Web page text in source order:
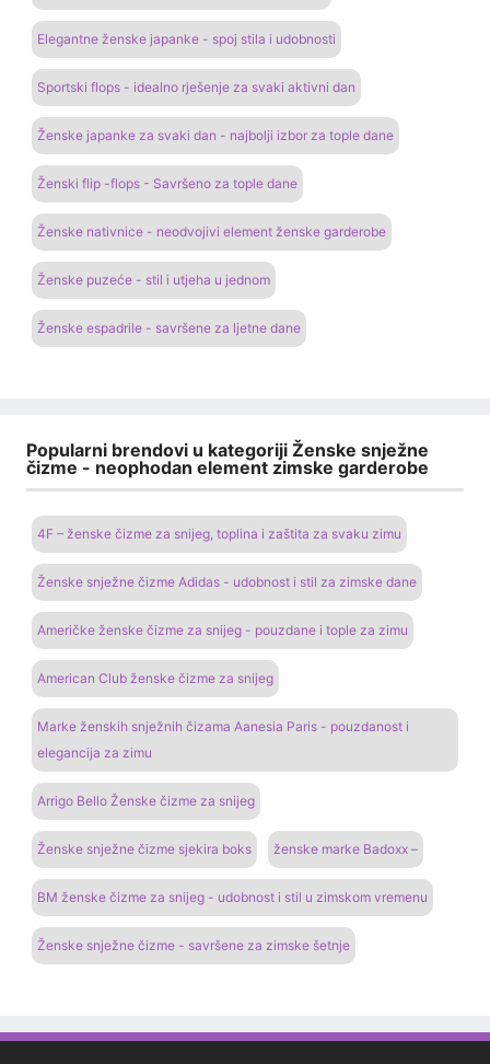
Elegantne ženske japanke - spoj stila i udobnosti
Sportski flops - idealno rješenje za svaki aktivni dan
Ženske japanke za svaki dan - najbolji izbor za tople dane
Ženski flip -flops - Savršeno za tople dane
Ženske nativnice - neodvojivi element ženske garderobe
Ženske puzeće - stil i utjeha u jednom
Ženske espadrile - savršene za ljetne dane
Popularni brendovi u kategoriji Ženske snježne
čizme - neophodan element zimske garderobe
4F – ženske čizme za snijeg, toplina i zaštita za svaku zimu
Ženske snježne čizme Adidas - udobnost i stil za zimske dane
Američke ženske čizme za snijeg - pouzdane i tople za zimu
American Club ženske čizme za snijeg
Marke ženskih snježnih čizama Aanesia Paris - pouzdanost i
elegancija za zimu
Arrigo Bello Ženske čizme za snijeg
Ženske snježne čizme sjekira boks ženske marke Badoxx –
BM ženske čizme za snijeg - udobnost i stil u zimskom vremenu
Ženske snježne čizme - savršene za zimske šetnje